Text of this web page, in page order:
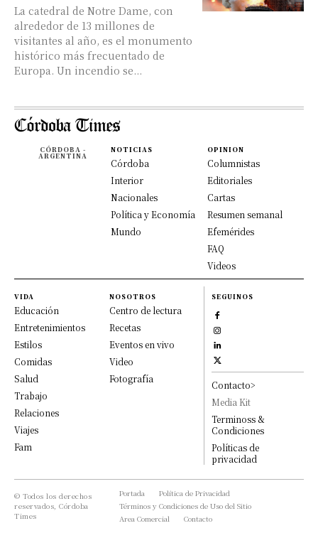
La catedral de Notre Dame, con
alrededor de 13 millones de
visitantes al año, es el monumento
histórico más frecuentado de
Europa. Un incendio se...
CÓRDOBA -
ARGENTINA
NOTICIAS
Córdoba
Interior
Nacionales
Política y Economía
Mundo
OPINION
Columnistas
Editoriales
Cartas
Resumen semanal
Efemérides
FAQ
Videos
VIDA
Educación
Entretenimientos
Estilos
Comidas
Salud
Trabajo
Relaciones
Viajes
Fam
NOSOTROS
Centro de lectura
Recetas
Eventos en vivo
Video
Fotografía
SEGUINOS
Contacto>
Media Kit
Terminoss &
Condiciones
Políticas de
privacidad
© Todos los derechos
reservados, Córdoba
Times
Portada
Política de Privacidad
Términos y Condiciones de Uso del Sitio
Area Comercial
Contacto